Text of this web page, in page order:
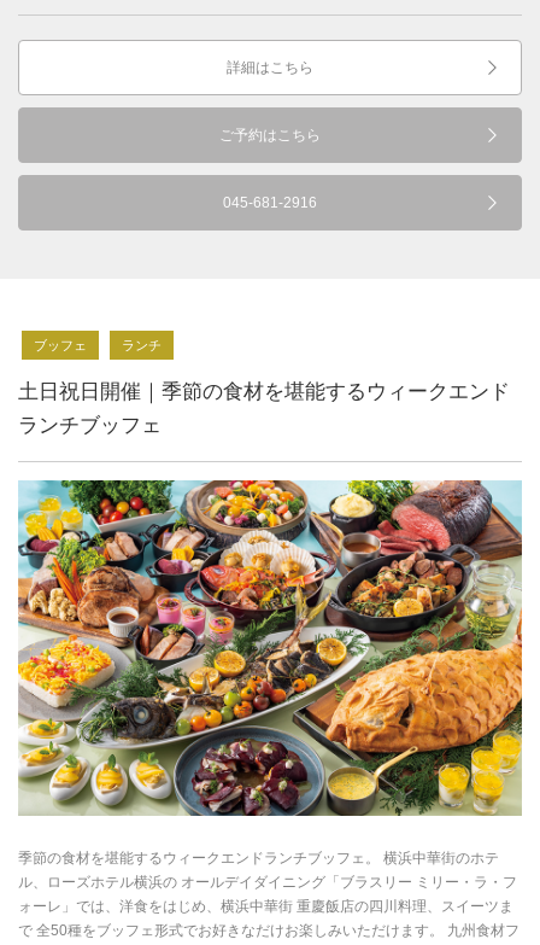
詳細はこちら
ご予約はこちら
045-681-2916
ブッフェ ランチ
土日祝日開催｜季節の食材を堪能するウィークエンド
ランチブッフェ
季節の食材を堪能するウィークエンドランチブッフェ。 横浜中華街のホテ
ル、ローズホテル横浜の オールデイダイニング「ブラスリー ミリー・ラ・フ
ォーレ」では、洋食をはじめ、横浜中華街 重慶飯店の四川料理、スイーツま
で 全50種をブッフェ形式でお好きなだけお楽しみいただけます。 九州食材フ